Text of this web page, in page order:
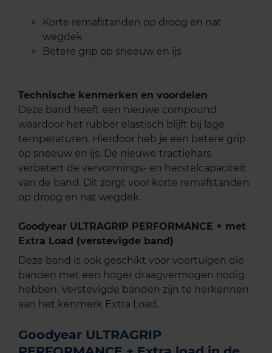
Korte remafstanden op droog en nat
wegdek
Betere grip op sneeuw en ijs
Technische kenmerken en voordelen
Deze band heeft een nieuwe compound
waardoor het rubber elastisch blijft bij lage
temperaturen. Hierdoor heb je een betere grip
op sneeuw en ijs. De nieuwe tractiehars
verbetert de vervormings- en herstelcapaciteit
van de band. Dit zorgt voor korte remafstanden
op droog en nat wegdek.
Goodyear ULTRAGRIP PERFORMANCE + met
Extra Load (verstevigde band)
Deze band is ook geschikt voor voertuigen die
banden met een hoger draagvermogen nodig
hebben. Verstevigde banden zijn te herkennen
aan het kenmerk Extra Load.
Goodyear ULTRAGRIP